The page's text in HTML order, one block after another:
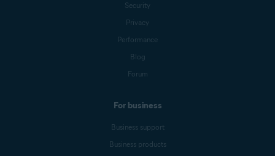
Security
Privacy
Performance
Blog
Forum
For business
Business support
Business products